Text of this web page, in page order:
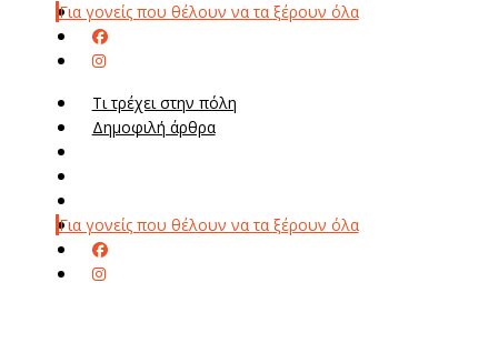
Για γονείς που θέλουν να τα ξέρουν όλα
Τι τρέχει στην πόλη
Δημοφιλή άρθρα
Για γονείς που θέλουν να τα ξέρουν όλα